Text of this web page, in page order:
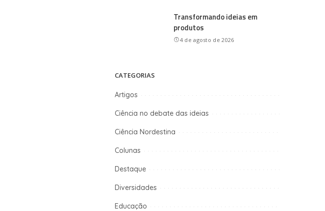
Transformando ideias em
produtos
4 de agosto de 2026
CATEGORIAS
Artigos
Ciência no debate das ideias
Ciência Nordestina
Colunas
Destaque
Diversidades
Educação